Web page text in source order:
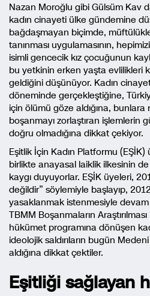
Nazan Moroğlu gibi Gülsüm Kav
kadın cinayeti ülke gündemine
bağdaşmayan biçimde,
tanınması uygulamasının,
isimli gencecik kız çocuğunun
bu yetkinin erken yaşta evlilikleri
geldiğini düşünüyor. Kadın
döneminde gerçekleştiğine,
için ölümü göze aldığına,
boşanmayı zorlaştıran işlemlerin
doğru olmadığına dikkat çekiyor.
Eşitlik İçin Kadın Platformu
birlikte anayasal laiklik ilkesinin
kaygı duyuyorlar. EŞİK üyeleri,
değildir” söylemiyle başlayıp, 2012
yasaklanmak istenmesiyle devam
TBMM Boşanmaların
hükümet programına dönüşen
ideolojik saldırıların bugün
aldığına dikkat çektiler.
Eşitliği sağlayan